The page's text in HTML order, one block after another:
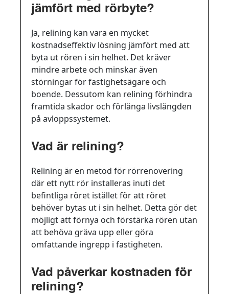
jämfört med rörbyte?
Ja, relining kan vara en mycket
kostnadseffektiv lösning jämfört med att
byta ut rören i sin helhet. Det kräver
mindre arbete och minskar även
störningar för fastighetsägare och
boende. Dessutom kan relining förhindra
framtida skador och förlänga livslängden
på avloppssystemet.
Vad är relining?
Relining är en metod för rörrenovering
där ett nytt rör installeras inuti det
befintliga röret istället för att röret
behöver bytas ut i sin helhet. Detta gör det
möjligt att förnya och förstärka rören utan
att behöva gräva upp eller göra
omfattande ingrepp i fastigheten.
Vad påverkar kostnaden för
relining?